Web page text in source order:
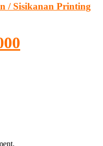
/ Sisikanan Printing